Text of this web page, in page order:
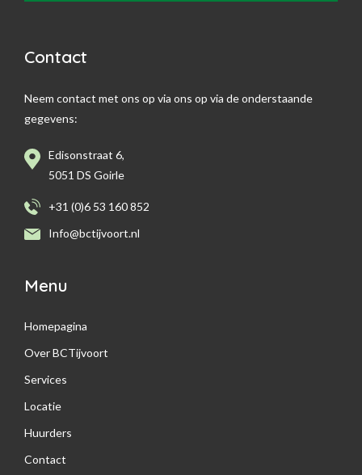
Contact
Neem contact met ons op via ons op via de onderstaande
gegevens:
Edisonstraat 6,
5051 DS Goirle
+31 (0)6 53 160 852
Info@bctijvoort.nl
Menu
Homepagina
Over BCTijvoort
Services
Locatie
Huurders
Contact